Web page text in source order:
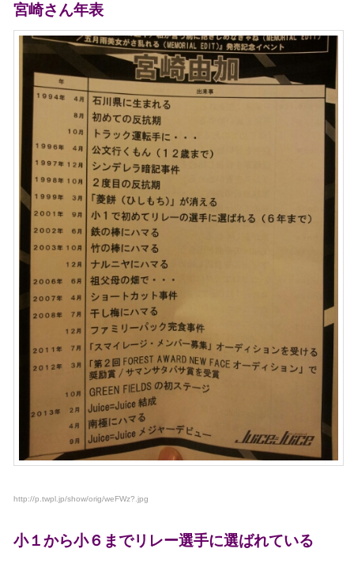
宮崎さん年表
http://p.twpl.jp/show/orig/weFWz?.jpg
小１から小６までリレー選手に選ばれている